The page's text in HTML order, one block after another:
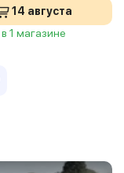
14 августа
в 1 магазине